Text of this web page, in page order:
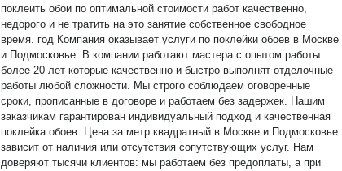
поклеить обои по оптимальной стоимости работ качественно,
недорого и не тратить на это занятие собственное свободное
время. год Компания оказывает услуги по поклейки обоев в Москве
и Подмосковье. В компании работают мастера с опытом работы
более 20 лет которые качественно и быстро выполнят отделочные
работы любой сложности. Мы строго соблюдаем оговоренные
сроки, прописанные в договоре и работаем без задержек. Нашим
заказчикам гарантирован индивидуальный подход и качественная
поклейка обоев. Цена за метр квадратный в Москве и Подмосковье
зависит от наличия или отсутствия сопутствующих услуг. Нам
доверяют тысячи клиентов: мы работаем без предоплаты, а при